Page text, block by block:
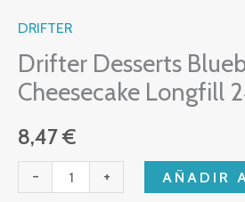
DRIFTER
Drifter Desserts
Cheesecake Longfill
8,47€
- + AÑADIR